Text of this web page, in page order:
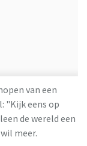
van een
"Kijk eens op
de wereld een
meer.